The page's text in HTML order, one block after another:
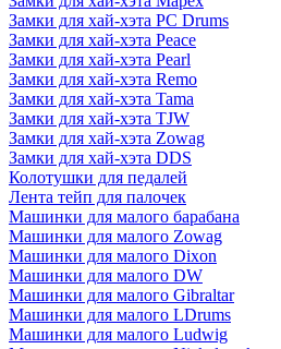
Замки для хай-хэта PC Drums
Замки для хай-хэта Peace
Замки для хай-хэта Pearl
Замки для хай-хэта Remo
Замки для хай-хэта Tama
Замки для хай-хэта TJW
Замки для хай-хэта Zowag
Замки для хай-хэта DDS
Колотушки для педалей
Лента тейп для палочек
Машинки для малого барабана
Машинки для малого Zowag
Машинки для малого Dixon
Машинки для малого DW
Машинки для малого Gibraltar
Машинки для малого LDrums
Машинки для малого Ludwig